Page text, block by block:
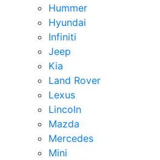
Hummer
Hyundai
Infiniti
Jeep
Kia
Land Rover
Lexus
Lincoln
Mazda
Mercedes
Mini